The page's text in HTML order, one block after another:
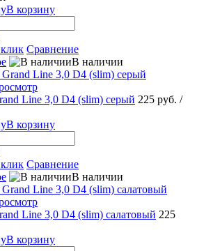
В корзину
Сравнение
В наличии
Line 3,0 D4 (slim) серый 225 руб. /
В корзину
Сравнение
В наличии
Line 3,0 D4 (slim) салатовый 225
В корзину